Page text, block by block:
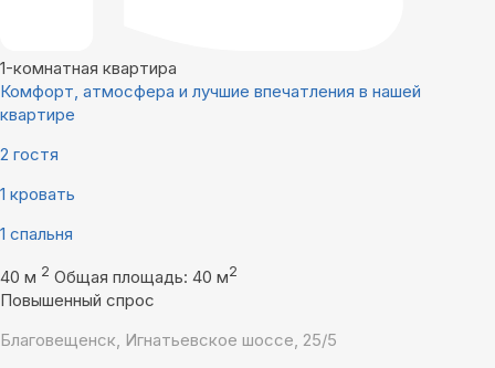
1-комнатная квартира
Комфорт, атмосфера и лучшие впечатления в нашей
квартире
2 гостя
1 кровать
1 спальня
40 м 2 Общая площадь: 40 м2
Повышенный спрос
Благовещенск, Игнатьевское шоссе, 25/5